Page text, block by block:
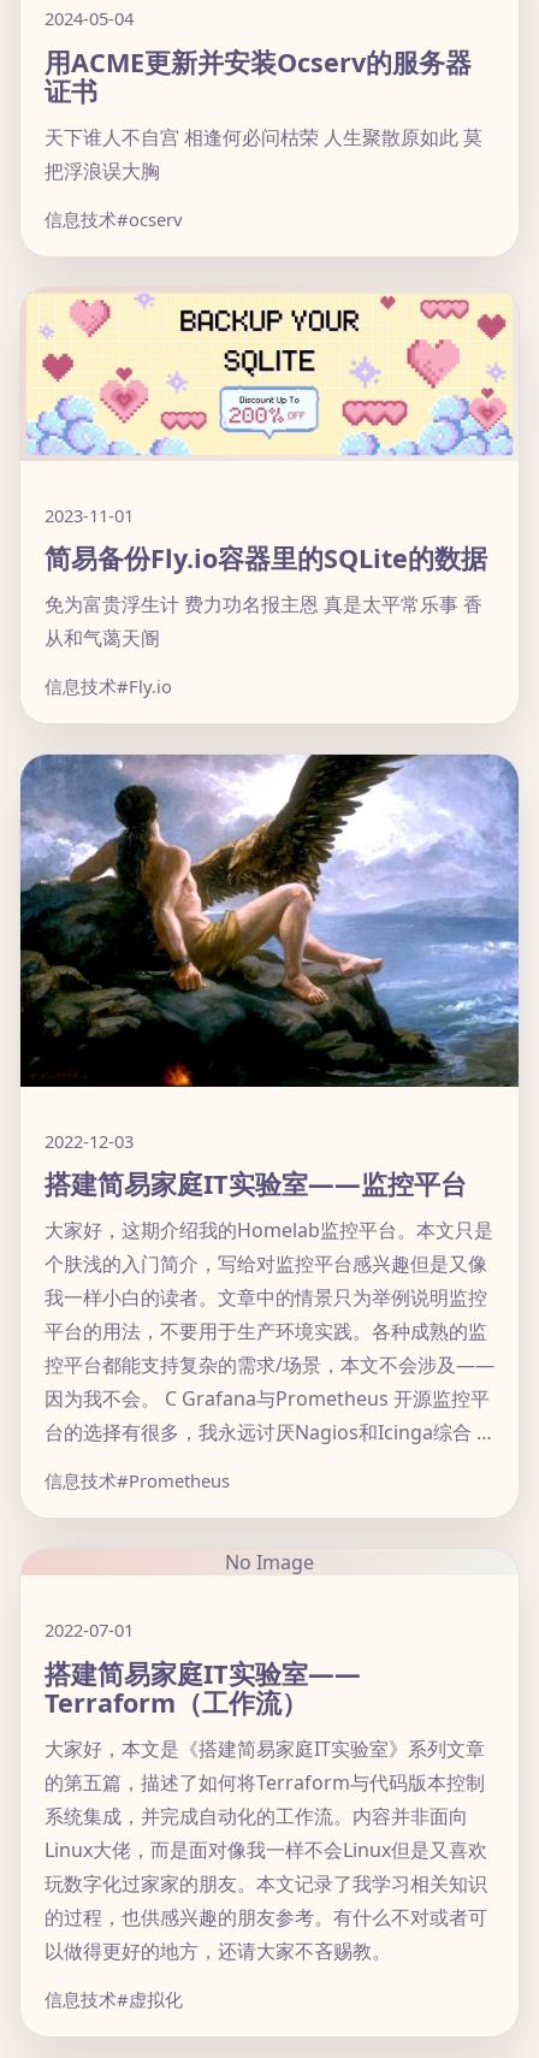
2024-05-04
用ACME更新并安装Ocserv的服务器
证书
天下谁人不自宫 相逢何必问枯荣 人生聚散原如此 莫
把浮浪误大胸
信息技术#ocserv
2023-11-01
简易备份Fly.io容器里的SQLite的数据
免为富贵浮生计 费力功名报主恩 真是太平常乐事 香
从和气蔼天阍
信息技术#Fly.io
2022-12-03
搭建简易家庭IT实验室——监控平台
大家好，这期介绍我的Homelab监控平台。本文只是
个肤浅的入门简介，写给对监控平台感兴趣但是又像
我一样小白的读者。文章中的情景只为举例说明监控
平台的用法，不要用于生产环境实践。各种成熟的监
控平台都能支持复杂的需求/场景，本文不会涉及——
因为我不会。 C Grafana与Prometheus 开源监控平
台的选择有很多，我永远讨厌Nagios和Icinga综合 …
信息技术#Prometheus
No Image
2022-07-01
搭建简易家庭IT实验室——
Terraform（工作流）
大家好，本文是《搭建简易家庭IT实验室》系列文章
的第五篇，描述了如何将Terraform与代码版本控制
系统集成，并完成自动化的工作流。内容并非面向
Linux大佬，而是面对像我一样不会Linux但是又喜欢
玩数字化过家家的朋友。本文记录了我学习相关知识
的过程，也供感兴趣的朋友参考。有什么不对或者可
以做得更好的地方，还请大家不吝赐教。
信息技术#虚拟化